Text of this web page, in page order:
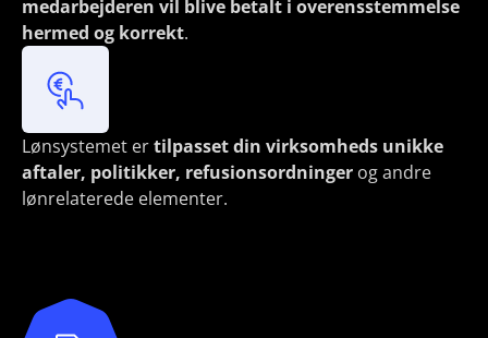
medarbejderen vil blive betalt i overensstemmelse
hermed og korrekt.
Lønsystemet ertilpasset din virksomheds unikke
aftaler, politikker, refusionsordninger og andre
lønrelaterede elementer.